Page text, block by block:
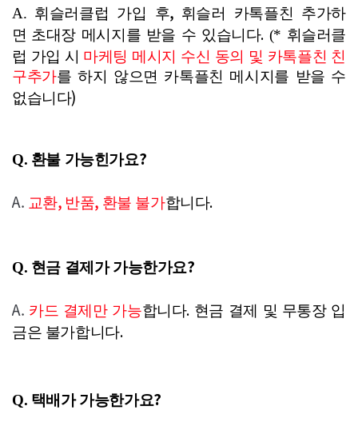
A. 휘슬러클럽 가입 후, 휘슬러 카톡플친 추가하
면 초대장 메시지를 받을 수 있습니다. (* 휘슬러클
럽 가입 시 마케팅 메시지 수신 동의 및 카톡플친 친
구추가를 하지 않으면 카톡플친 메시지를 받을 수
없습니다)
Q. 환불 가능힌가요?
A. 교환, 반품, 환불 불가합니다.
Q. 현금 결제가 가능한가요?
A. 카드 결제만 가능합니다. 현금 결제 및 무통장 입
금은 불가합니다.
Q. 택배가가능한가요?